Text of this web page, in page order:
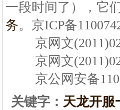
一段时间了），它
务。京ICP备
京网文
京网文
京公网安备
关键字： 天龙开服